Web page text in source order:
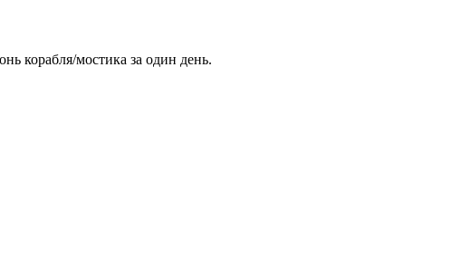
корабля/мостика за один день.